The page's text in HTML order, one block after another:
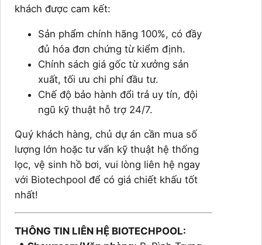
khách được cam kết:
Sản phẩm chính hãng 100%, có đầy
đủ hóa đơn chứng từ kiểm định.
Chính sách giá gốc từ xưởng sản
xuất, tối ưu chi phí đầu tư.
Chế độ bảo hành đổi trả uy tín, đội
ngũ kỹ thuật hỗ trợ 24/7.
Quý khách hàng, chủ dự án cần mua số
lượng lớn hoặc tư vấn kỹ thuật hệ thống
lọc, vệ sinh hồ bơi, vui lòng liên hệ ngay
với Biotechpool để có giá chiết khấu tốt
nhất!
THÔNG TIN LIÊN HỆ BIOTECHPOOL: